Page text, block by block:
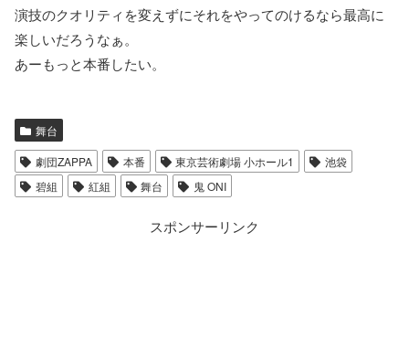
演技のクオリティを変えずにそれをやってのけるなら最高に
楽しいだろうなぁ。
あーもっと本番したい。
舞台
劇団ZAPPA 本番 東京芸術劇場 小ホール1
池袋
碧組
紅組 舞台 鬼 ONI
スポンサーリンク